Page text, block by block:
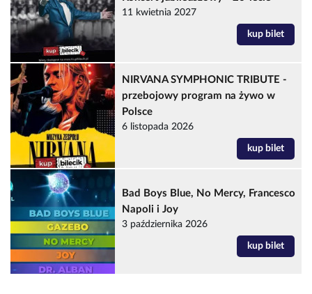
11 kwietnia 2027
kup bilet
NIRVANA SYMPHONIC TRIBUTE -
przebojowy program na żywo w
Polsce
6 listopada 2026
kup bilet
Bad Boys Blue, No Mercy, Francesco
Napoli i Joy
3 października 2026
kup bilet